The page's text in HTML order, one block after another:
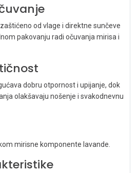
od vlage i direktne sunčeve
pakovanju radi očuvanja mirisa i
dobru otpornost i upijanje, dok
olakšavaju nošenje i svakodnevnu
mirisne komponente lavande.